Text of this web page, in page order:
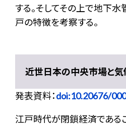
する。そしてその上で地下
戸の特徴を考察する。
近世日本の中央市場と
発表資料：doi:10.20676/
江戸時代が閉鎖経済である